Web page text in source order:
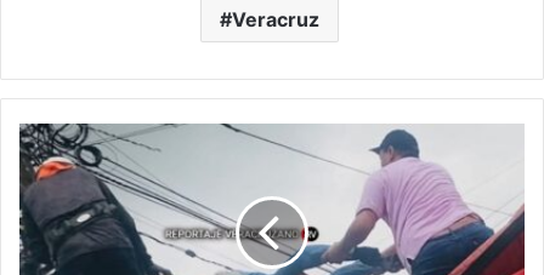
Veracruz
Muere
joven
trabajador
electrocutado
mientras
realizaba